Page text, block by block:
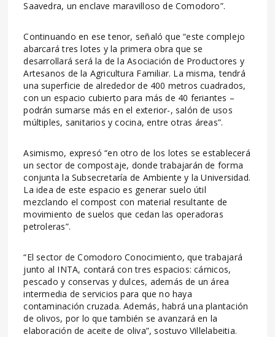
Saavedra, un enclave maravilloso de Comodoro”.
Continuando en ese tenor, señaló que “este complejo
abarcará tres lotes y la primera obra que se
desarrollará será la de la Asociación de Productores y
Artesanos de la Agricultura Familiar. La misma, tendrá
una superficie de alrededor de 400 metros cuadrados,
con un espacio cubierto para más de 40 feriantes –
podrán sumarse más en el exterior-, salón de usos
múltiples, sanitarios y cocina, entre otras áreas”.
Asimismo, expresó “en otro de los lotes se establecerá
un sector de compostaje, donde trabajarán de forma
conjunta la Subsecretaría de Ambiente y la Universidad.
La idea de este espacio es generar suelo útil
mezclando el compost con material resultante de
movimiento de suelos que cedan las operadoras
petroleras”.
“El sector de Comodoro Conocimiento, que trabajará
junto al INTA, contará con tres espacios: cárnicos,
pescado y conservas y dulces, además de un área
intermedia de servicios para que no haya
contaminación cruzada. Además, habrá una plantación
de olivos, por lo que también se avanzará en la
elaboración de aceite de oliva”, sostuvo Villelabeitia.